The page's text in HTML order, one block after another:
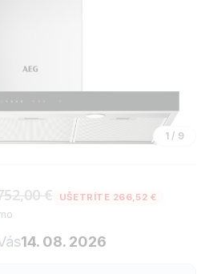
1 / 9
€ UŠETRÍTE 266,52 €
14. 08. 2026